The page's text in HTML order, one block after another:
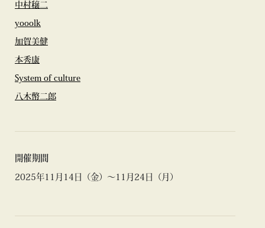
中村穣二
yooolk
加賀美健
本秀康
System of culture
八木幣二郎
開催期間
2025年11月14日（金）〜11月24日（月）